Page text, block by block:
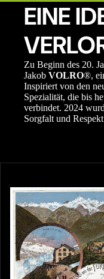
EINE
Zu Beginn des 20.
Jakob VOLRO®,
Inspiriert von den
Spezialität, die bis
verbindet. 2024
Sorgfalt und